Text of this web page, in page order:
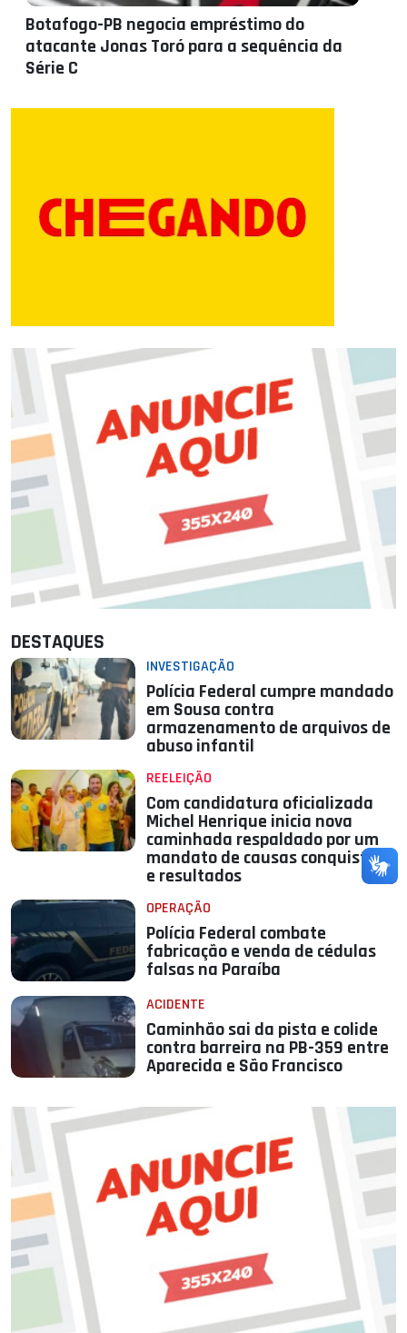
Botafogo-PB negocia empréstimo do
atacante Jonas Toró para a sequência da
Série C
DESTAQUES
INVESTIGAÇÃO
Polícia Federal cumpre mandado
em Sousa contra
armazenamento de arquivos de
abuso infantil
REELEIÇÃO
Com candidatura oficializada
Michel Henrique inicia nova
caminhada respaldado por um
mandato de causas conquistas
e resultados
OPERAÇÃO
Polícia Federal combate
fabricação e venda de cédulas
falsas na Paraíba
ACIDENTE
Caminhão sai da pista e colide
contra barreira na PB-359 entre
Aparecida e São Francisco